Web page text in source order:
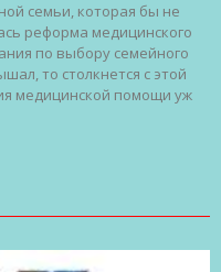
семьи, которая бы не
реформа медицинского
по выбору семейного
то столкнется с этой
медицинской помощи уж